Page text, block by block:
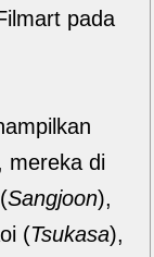
pada
mereka di
Sangjoon),
(Tsukasa),